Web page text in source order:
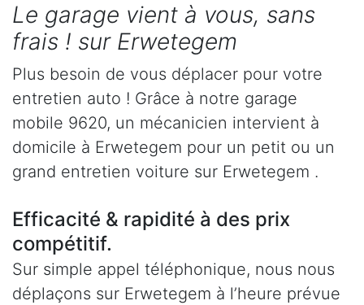
Le garage vient à vous, sans
frais ! sur Erwetegem
Plus besoin de vous déplacer pour votre
entretien auto ! Grâce à notre garage
mobile 9620, un mécanicien intervient à
domicile à Erwetegem pour un petit ou un
grand entretien voiture sur Erwetegem .
Efficacité & rapidité à des prix
compétitif.
Sur simple appel téléphonique, nous nous
déplaçons sur Erwetegem à l’heure prévue